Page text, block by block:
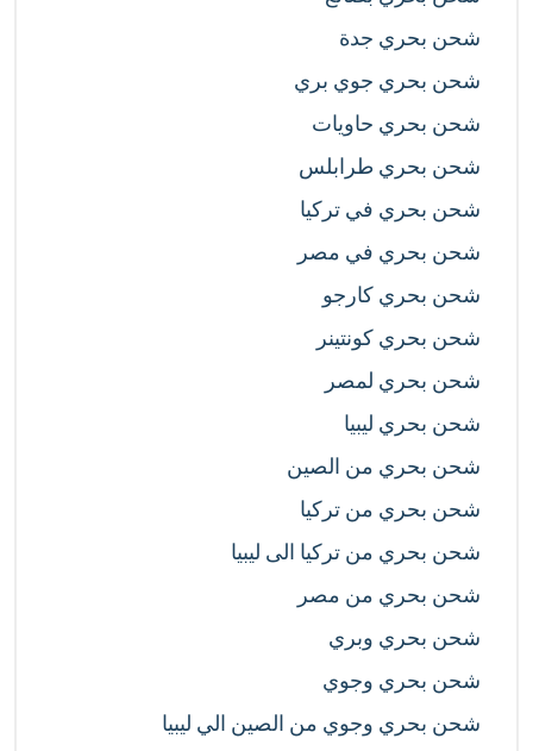
شحن بحري جدة
شحن بحري جوي بري
شحن بحري حاويات
شحن بحري طرابلس
شحن بحري في تركيا
شحن بحري في مصر
شحن بحري كارجو
شحن بحري كونتينر
شحن بحري لمصر
شحن بحري ليبيا
شحن بحري من الصين
شحن بحري من تركيا
شحن بحري من تركيا الى ليبيا
شحن بحري من مصر
شحن بحري وبري
شحن بحري وجوي
شحن بحري وجوي من الصين الي ليبيا